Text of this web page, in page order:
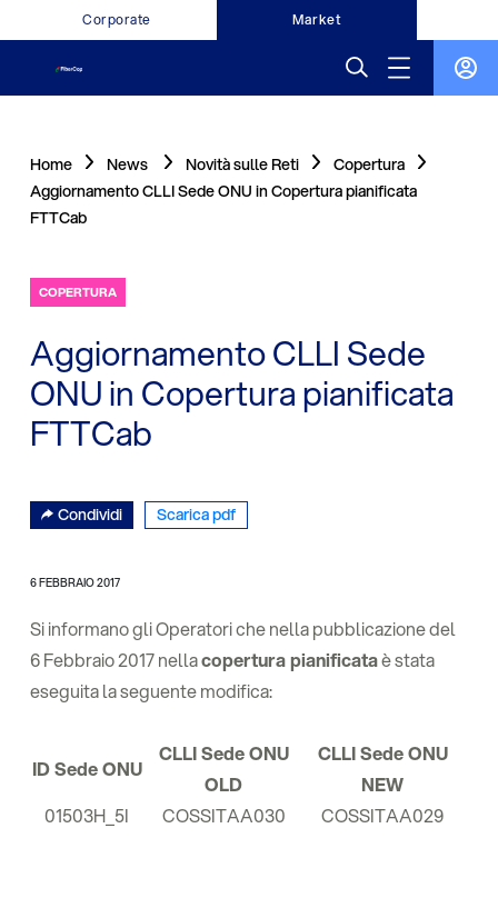
Corporate Market
Home News Novità sulle Reti
Copertura
Aggiornamento CLLI Sede ONU in Copertura pianificata
FTTCab
COPERTURA
Aggiornamento CLLI Sede
ONU in Copertura pianificata
FTTCab
Condividi Scarica pdf
6 FEBBRAIO 2017
Si informano gli Operatori che nella pubblicazione del
6 Febbraio 2017 nellacopertura pianificataè stata
eseguita la seguente modifica:
ID Sede ONU
CLLI Sede ONU
OLD
CLLI Sede ONU
NEW
01503H_5I
COSSITAA030 COSSITAA029